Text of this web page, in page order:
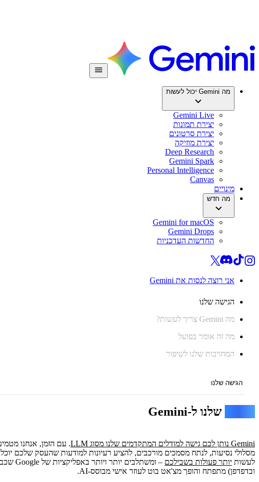
מה Gemini יכול לעשות
Gemini Live
יצירת תמונות
יצירת סרטונים
יצירת מוזיקה
Deep Research
Gemini Spark
Personal Intelligence
Canvas
מינויים
מה חדש
Gemini for macOS
Gemini Drops
החדשות העדכניות
אני רוצה לנסות את Gemini
הגישה שלנו
מה Gemini צריך לעשות?
מה זה אומר בפועל
המחויבות שלנו לשיפור
הגישה שלנו
הגישה שלנו
מה זה אומר בפועל
המחויבות שלנו לשיפור
שלנו ל-Gemini
. עם הזמן, אנחנו
לעשות יותר פעולות בשבילכם – ומשתלבים יותר ויותר באפליקציות של Google שכבר משמשות אתכם –
ובדפדפן) מתפתח והופך מצ'אט בוט לעוזר אישי מבוסס-AI.